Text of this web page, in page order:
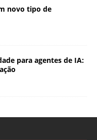
novo tipo de
para agentes de IA: